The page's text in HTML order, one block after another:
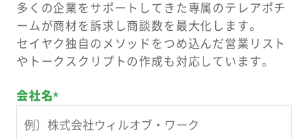
多くの企業をサポートしてきた専属のテレアポチ
ームが商材を訴求し商談数を最大化します。
セイヤク独自のメソッドをつめ込んだ営業リスト
や トークスクリプトの作成も対応しています。
会社名*